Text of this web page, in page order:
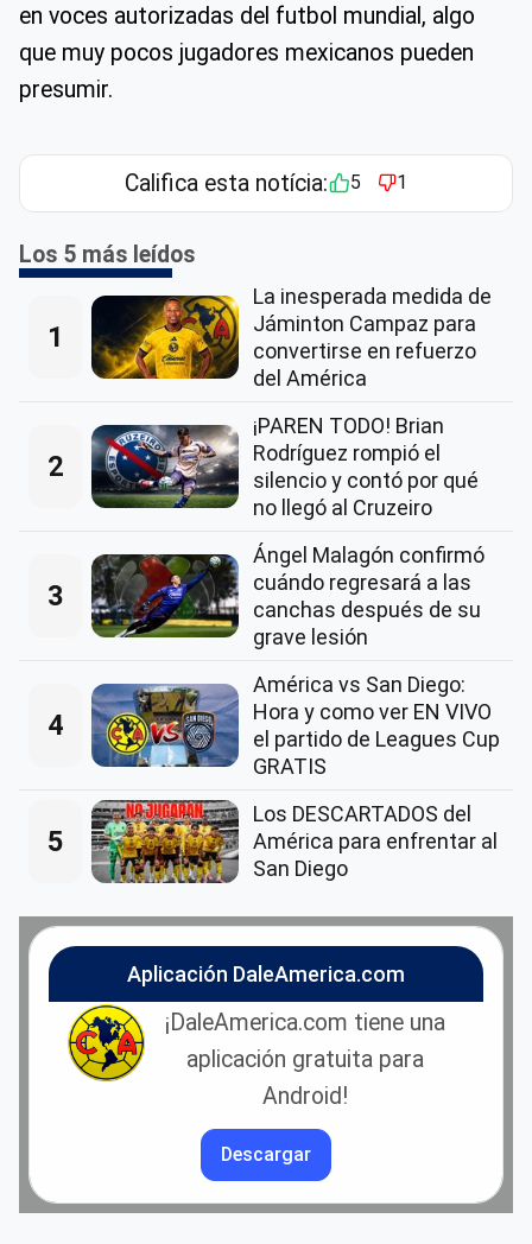
en voces autorizadas del futbol mundial, algo
que muy pocos jugadores mexicanos pueden
presumir.
Califica esta notícia: 5 1
Los 5 más leídos
1
La inesperada medida de
Jáminton Campaz para
convertirse en refuerzo
del América
2
¡PAREN TODO! Brian
Rodríguez rompió el
silencio y contó por qué
no llegó al Cruzeiro
3
Ángel Malagón confirmó
cuándo regresará a las
canchas después de su
grave lesión
4
América vs San Diego:
Hora y como ver EN VIVO
el partido de Leagues Cup
GRATIS
5
Los DESCARTADOS del
América para enfrentar al
San Diego
Aplicación DaleAmerica.com
¡DaleAmerica.com tiene una
aplicación gratuita para
Android!
Descargar